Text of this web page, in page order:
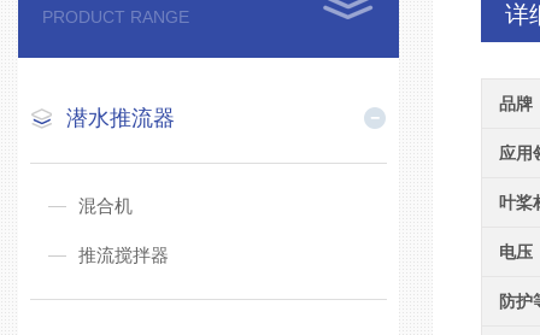
PRODUCT RANGE
潜水推流器
混合机
推流搅拌器
详
品牌
应用
叶桨
电压
防护